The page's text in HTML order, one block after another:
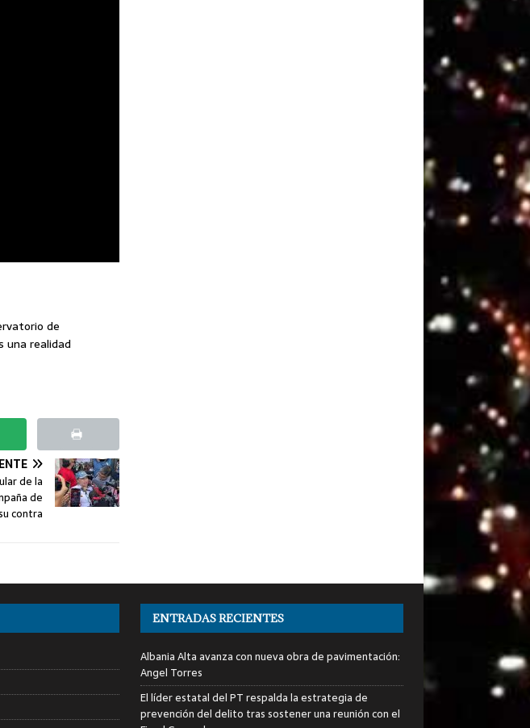
de
una realidad
de la
de
contra
ENTRADAS RECIENTES
Albania Alta avanza con nueva obra de pavimentación:
Angel Torres
El líder estatal del PT respalda la estrategia de
prevención del delito tras sostener una reunión con el